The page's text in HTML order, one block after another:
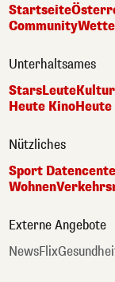
Startseite
Community
Unterhaltsames
StarsLeuteKultur
Heute KinoHeute
Nützliches
Sport
Wohnen
Externe Angebote
NewsFlix